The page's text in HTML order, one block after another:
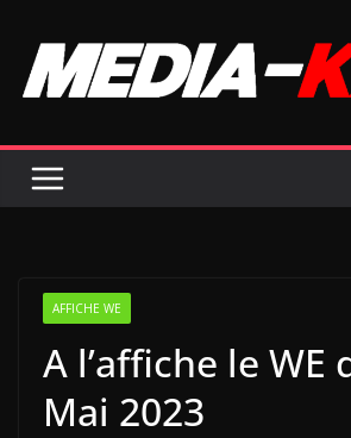
contenu
AFFICHE WE
A l’affiche le WE
Mai 2023